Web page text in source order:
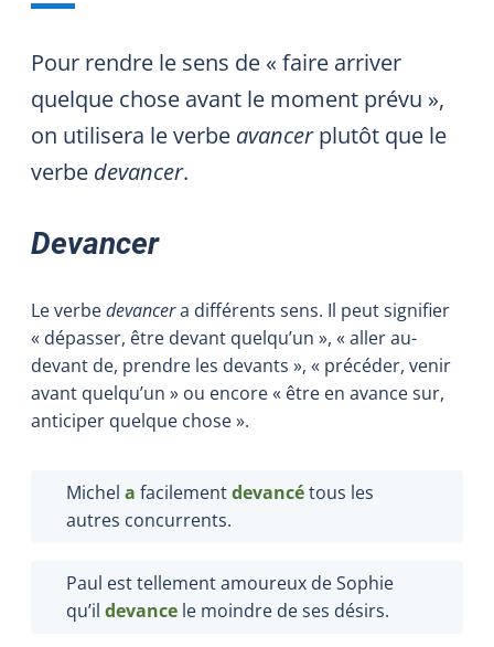
Pour rendre le sens de « faire arriver
quelque chose avant le moment prévu »,
on utilisera le verbe avancerplutôt que le
verbe devancer.
Devancer
Le verbedevancera différents sens. Il peut signifier
« dépasser, être devant quelqu’un », « aller au-
devant de, prendre les devants », « précéder, venir
avant quelqu’un » ou encore « être en avance sur,
anticiper quelque chose ».
Michel a facilementdevancétous les
autres concurrents.
Paul est tellement amoureux de Sophie
qu’il devance le moindre de ses désirs.